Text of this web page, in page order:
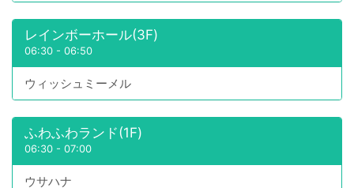
レインボーホール(3F)
06:30 - 06:50
ウィッシュミーメル
ふわふわランド(1F)
06:30 - 07:00
ウサハナ